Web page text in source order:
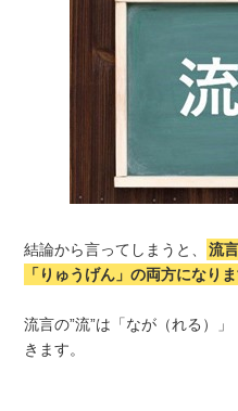
結論から言ってしまうと、
流
「りゅうげん」の両方になり
流言の”流”は「なが（れる）
きます。